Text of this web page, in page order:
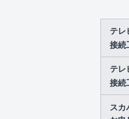
テレ
接続
テレ
接続
スカ